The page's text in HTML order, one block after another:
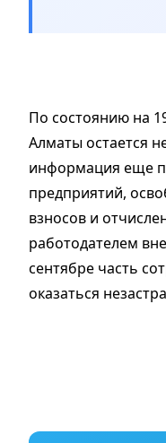
По состоянию на
Алматы остается
информация еще
предприятий,
взносов и
работодателем
сентябре часть
оказаться